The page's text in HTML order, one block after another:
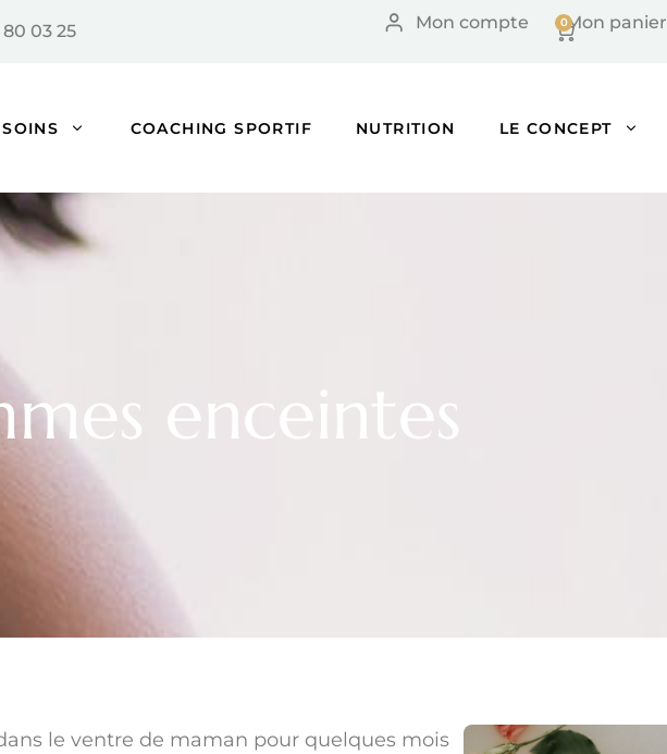
80 03 25 Mon panier
0
Cart
Mon compte
SOINS COACHING SPORTIF NUTRITION LE CONCEPT
enceintes
le ventre de maman pour quelques mois